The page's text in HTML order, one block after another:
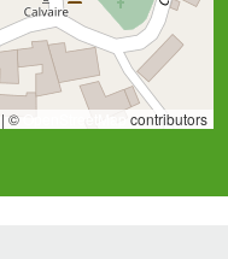
| © contributors